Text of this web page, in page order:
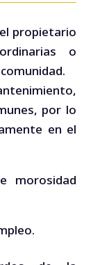
propietario
o
por lo
en el
morosidad